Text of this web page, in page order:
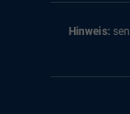
Hinweis: